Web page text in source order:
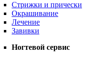
Стрижки и прически
Окрашивание
Лечение
Завивки
Ногтевой сервис